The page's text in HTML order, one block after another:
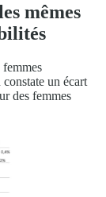
mêmes
un écart
des femmes